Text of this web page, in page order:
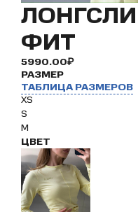
ФИТ
5990.00₽
РАЗМЕР
ТАБЛИЦА РАЗМЕРОВ
XS
S
M
ЦВЕТ